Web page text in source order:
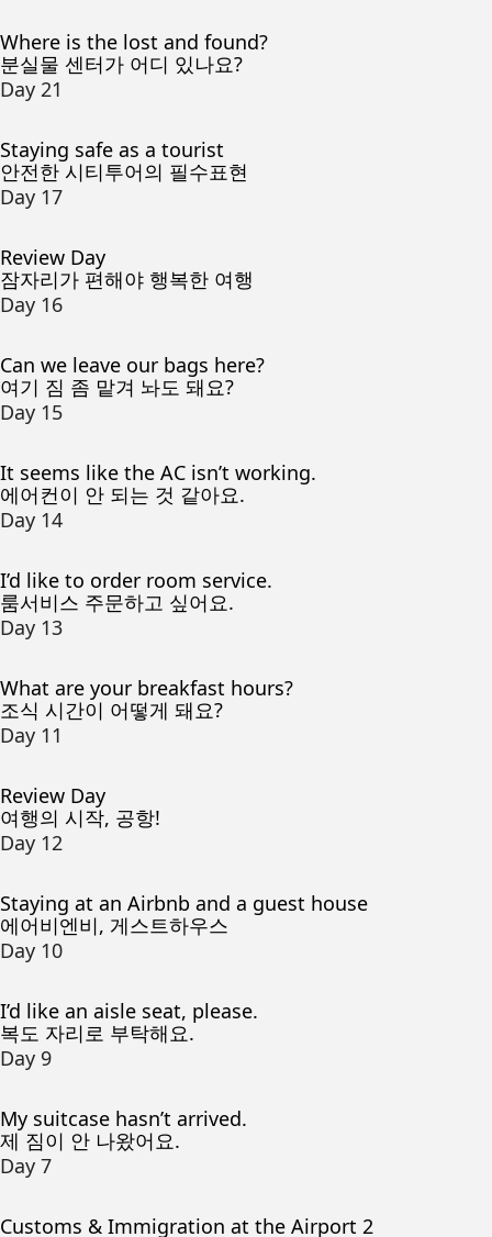
Where is the lost and found?
분실물 센터가 어디 있나요?
Day 21
Staying safe as a tourist
안전한 시티투어의 필수표현
Day 17
Review Day
잠자리가 편해야 행복한 여행
Day 16
Can we leave our bags here?
여기 짐 좀 맡겨 놔도 돼요?
Day 15
It seems like the AC isn’t working.
에어컨이 안 되는 것 같아요.
Day 14
I’d like to order room service.
룸서비스 주문하고 싶어요.
Day 13
What are your breakfast hours?
조식 시간이 어떻게 돼요?
Day 11
Review Day
여행의 시작, 공항!
Day 12
Staying at an Airbnb and a guest house
에어비엔비, 게스트하우스
Day 10
I’d like an aisle seat, please.
복도 자리로 부탁해요.
Day 9
My suitcase hasn’t arrived.
제 짐이 안 나왔어요.
Day 7
Customs & Immigration at the Airport 2